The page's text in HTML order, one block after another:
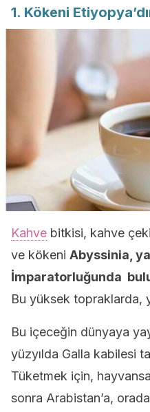
1. Kökeni
Kahve bitkisi, kahve
ve kökeni Abyssinia,
İmparatorluğunda
Bu yüksek topraklarda,
Bu içeceğin dünyaya
yüzyılda Galla kabilesi
Tüketmek için,
sonra Arabistan’a,